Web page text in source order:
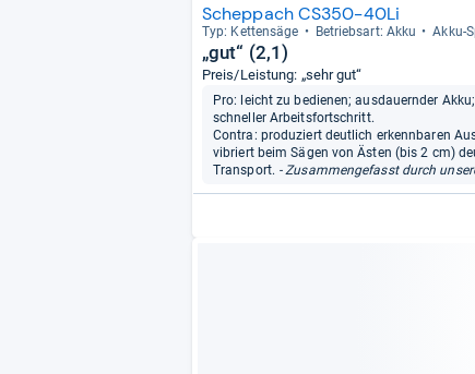
Scheppach CS350-40Li
Typ: Ket­ten­säge Betriebs­art: Akku Akku-​
„gut“ (2,1)
Preis/Leistung: „sehr gut“
Pro: leicht zu bedienen; ausdauernder
schneller Arbeitsfortschritt.
Contra: produziert deutlich erkennbaren
vibriert beim Sägen von Ästen (bis 2 cm)
Transport. - Zusammengefasst durch